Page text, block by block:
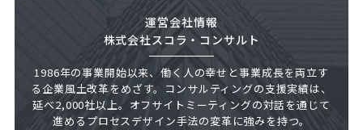
運営会社情報
株式会社スコラ・コンサルト
1986年の事業開始以来、働く人の幸せと事業成長を両立す
る企業風土改革をめざす。コンサルティングの支援実績は、
延べ2,000社以上。オフサイトミーティングの対話を通じて
進めるプロセスデザイン手法の変革に強みを持つ。